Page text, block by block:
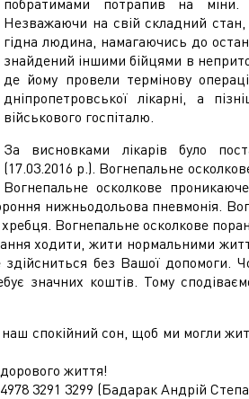
Незважаючи на свій складний
гідна людина, намагаючись до
знайдений іншими бійцями в
де йому провели термінову
дніпропетровської лікарні, а
військового госпіталю.
За висновками лікарів було
(17.03.2016 р.). Вогнепальне
Вогнепальне осколкове
нижньодольова пневмонія.
Вогнепальне осколкове
ходити, жити нормальними
без Вашої допомоги.
значних коштів. Тому
спокійний сон, щоб ми могли
життя!
3291 3299 (Бадарак Андрій